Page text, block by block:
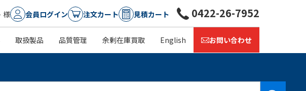
様 会員ログイン 注文カート 見積カート
取扱製品 品質管理 余剰在庫買取 English お問い合わせ
0422-26-7952